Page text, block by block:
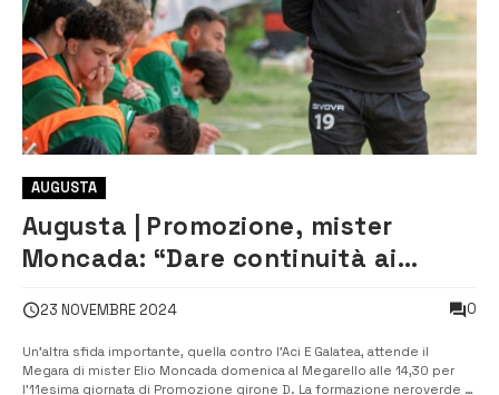
AUGUSTA
Augusta | Promozione, mister
Moncada: “Dare continuità ai
23 NOVEMBRE 2024 0
Un’altra sfida importante, quella contro l’Aci E Galatea, attende il
Megara di mister Elio Moncada domenica al Megarello alle 14,30 per
l’11esima giornata di Promozione girone D. La formazione neroverde è